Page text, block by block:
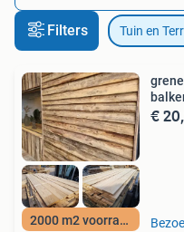
Filters Tuin en
2000 m2 voorraad
€